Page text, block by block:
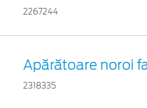
2267244
Apărătoare noroi
2318335